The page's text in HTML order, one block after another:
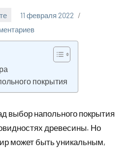
11 февраля 2022
покрытия
выбор напольного покрытия
древесины. Но
может быть уникальным,